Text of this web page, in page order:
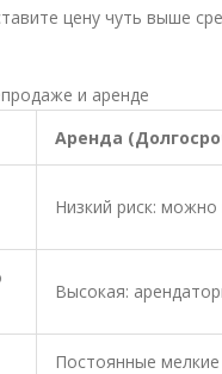
цену чуть выше
и аренде
Аренда
Низкий риск:
Высокая:
Постоянные